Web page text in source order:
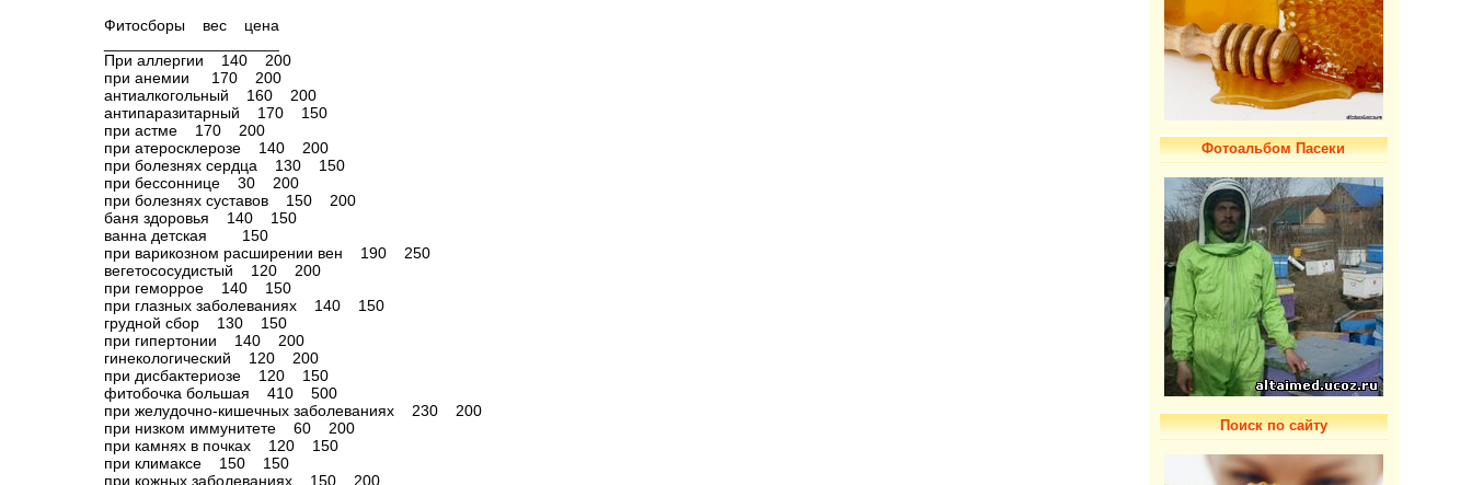
Фитосборы вес цена
При аллергии 140 200
при анемии 170 200
антиалкогольный 160 200
антипаразитарный 170 150
при астме 170 200
при атеросклерозе 140 200
при болезнях сердца 130 150
при бессоннице 30 200
при болезнях суставов 150 200
баня здоровья 140 150
ванна детская 150
при варикозном расширении вен 190 250
вегетососудистый 120 200
при геморрое 140 150
при глазных заболеваниях 140 150
грудной сбор 130 150
при гипертонии 140 200
гинекологический 120 200
при дисбактериозе 120 150
фитобочка большая 410 500
при желудочно-кишечных заболеваниях 230 200
при низком иммунитете 60 200
при камнях в почках 120 150
при климаксе 150 150
при кожных заболеваниях 150 200
Фотоальбом Пасеки
Поиск по сайту